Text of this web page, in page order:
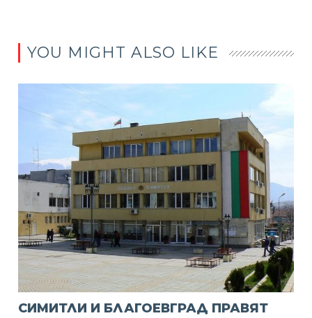
YOU MIGHT ALSO LIKE
СИМИТЛИ И БЛАГОЕВГРАД ПРАВЯТ